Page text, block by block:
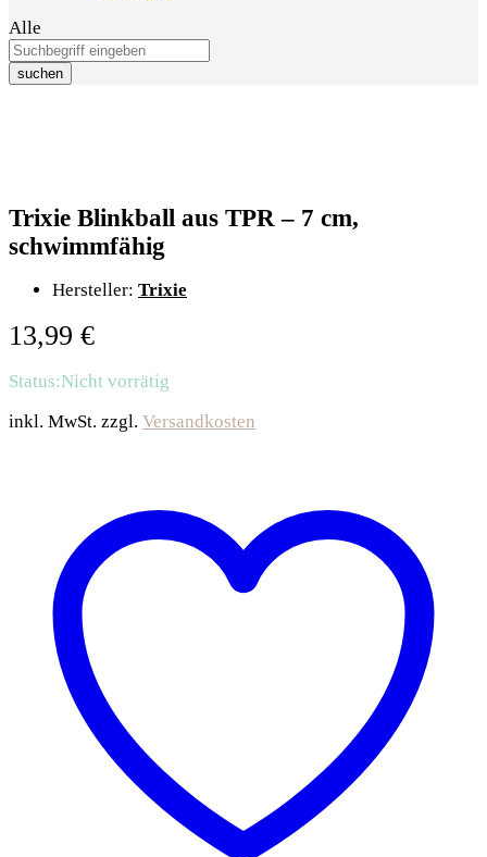
Alle
suchen
Trixie Blinkball aus TPR – 7 cm,
schwimmfähig
Hersteller: Trixie
13,99 €
Status:Nicht vorrätig
inkl. MwSt. zzgl. Versandkosten